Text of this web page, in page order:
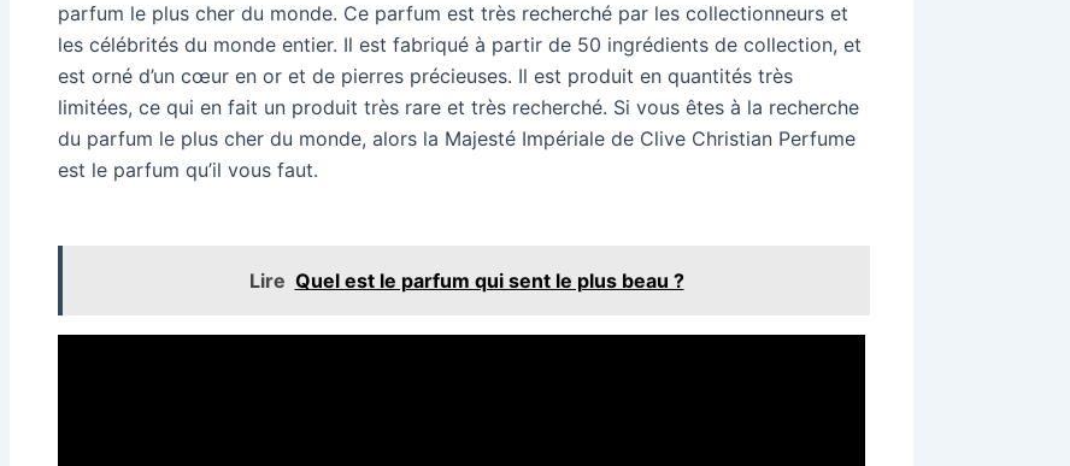
parfum le plus cher du monde. Ce parfum est très recherché par les collectionneurs et
les célébrités du monde entier. Il est fabriqué à partir de 50 ingrédients de collection, et
est orné d’un cœur en or et de pierres précieuses. Il est produit en quantités très
limitées, ce qui en fait un produit très rare et très recherché. Si vous êtes à la recherche
du parfum le plus cher du monde, alors la Majesté Impériale de Clive Christian Perfume
est le parfum qu’il vous faut.
Lire Quel est le parfum qui sent le plus beau ?